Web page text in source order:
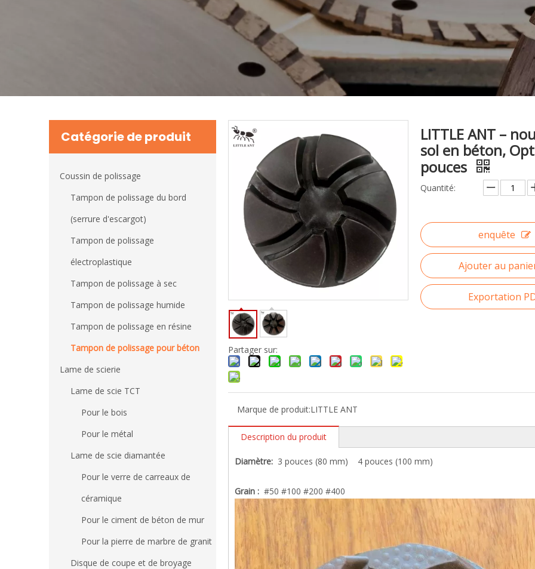
Catégorie de produit
Coussin de polissage
Tampon de polissage du bord
(serrure d'escargot)
Tampon de polissage
électroplastique
Tampon de polissage à sec
Tampon de polissage humide
Tampon de polissage en résine
Tampon de polissage pour béton
Lame de scierie
Lame de scie TCT
Pour le bois
Pour le métal
Lame de scie diamantée
Pour le verre de carreaux de
céramique
Pour le ciment de béton de mur
Pour la pierre de marbre de granit
Disque de coupe et de broyage
Partager sur:
LITTLE ANT –
sol en béton,
pouces
Quantité:
enquête
Ajouter au
Exportation
Marque de produit:LITTLE ANT
Description du produit
Diamètre: 3 pouces (80 mm) 4 pouces (100 mm)
Grain : #50 #100 #200 #400